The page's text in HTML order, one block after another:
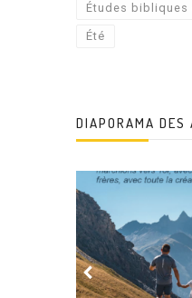
Études bibliques
Été
DIAPORAMA DES